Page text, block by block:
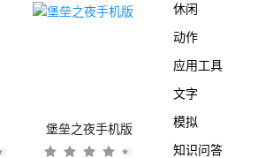
堡垒之夜手机版
休闲
动作
应用工具
文字
模拟
知识问答